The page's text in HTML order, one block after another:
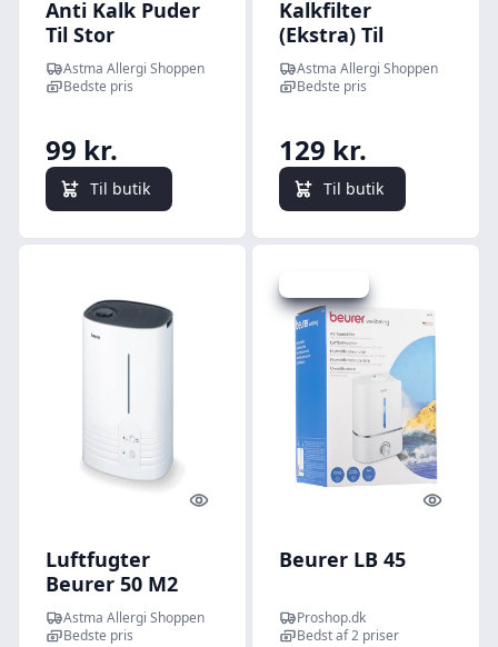
Anti Kalk Puder
Til Stor
Luftbefugter
50m2 - Kalkfilter
Astma Allergi Shoppen
Bedste pris
99 kr.
Til butik
Kalkfilter
(Ekstra) Til
Luftbefugter
20m2 - Kalkfilter
Astma Allergi Shoppen
Bedste pris
129 kr.
Til butik
Quick look
Luftfugter
Beurer 50 M2
Ved Tør Luft -
Luftfugter
Astma Allergi Shoppen
Bedste pris
Quick
Beurer LB 45
Proshop.dk
Bedst af 2 priser